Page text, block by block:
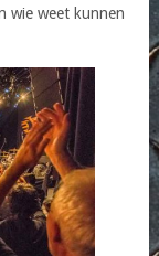
wie weet kunnen